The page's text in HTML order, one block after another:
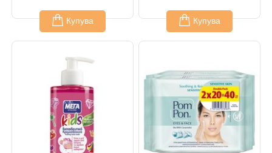
Купува Купува